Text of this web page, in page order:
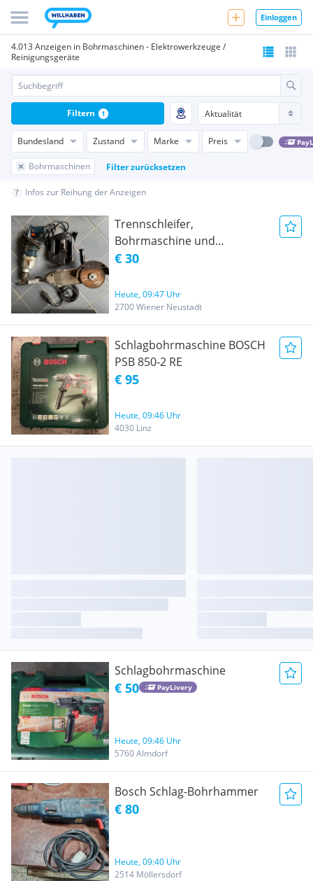
Einloggen
4.013 Anzeigen in Bohrmaschinen - Elektrowerkzeuge /
Reinigungsgeräte
Bundesland Zustand Marke Preis
Bohrmaschinen Filter zurücksetzen
Filtern 1
Infos zur Reihung der Anzeigen
Trennschleifer,
Bohrmaschine und
Stichkreissäge
€ 30
Heute, 09:47 Uhr
2700 Wiener Neustadt
Schlagbohrmaschine BOSCH
PSB 850-2 RE
€ 95
Heute, 09:46 Uhr
4030 Linz
Schlagbohrmaschine
€ 50 PayLivery
Heute, 09:46 Uhr
5760 Almdorf
Bosch Schlag-Bohrhammer
€ 80
Heute, 09:40 Uhr
2514 Möllersdorf